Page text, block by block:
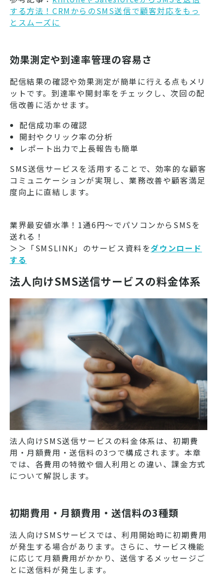
する方法！CRMからのSMS送信で顧客対応をもっ
とスムーズに
効果測定や到達率管理の容易さ
配信結果の確認や効果測定が簡単に行える点もメリ
ットです。到達率や開封率をチェックし、次回の配
信改善に活かせます。
配信成功率の確認
開封やクリック率の分析
レポート出力で上長報告も簡単
SMS送信サービスを活用することで、効率的な顧客
コミュニケーションが実現し、業務改善や顧客満足
度向上に直結します。
業界最安値水準！1通6円～でパソコンからSMSを
送れる！
＞＞「SMSLINK」のサービス資料をダウンロード
する
法人向けSMS送信サービスの料金体系
法人向けSMS送信サービスの料金体系は、初期費
用・月額費用・送信料の3つで構成されます。本章
では、各費用の特徴や個人利用との違い、課金方式
について解説します。
初期費用・月額費用・送信料の3種類
法人向けSMSサービスでは、利用開始時に初期費用
が発生する場合があります。さらに、サービス機能
に応じて月額費用がかかり、送信するメッセージご
とに送信料が発生します。